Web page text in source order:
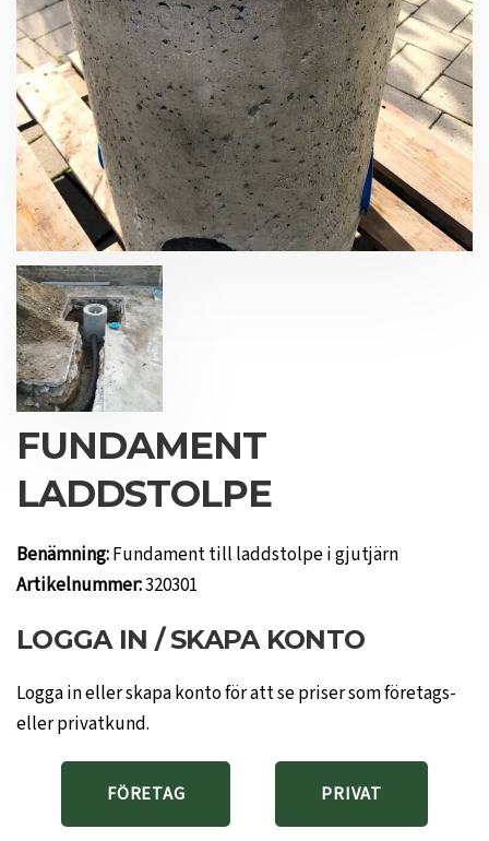
FUNDAMENT
LADDSTOLPE
Benämning:Fundament till laddstolpe i gjutjärn
Artikelnummer:320301
LOGGA IN / SKAPA KONTO
Logga in eller skapa konto för att se priser som företags-
eller privatkund.
FÖRETAG PRIVAT